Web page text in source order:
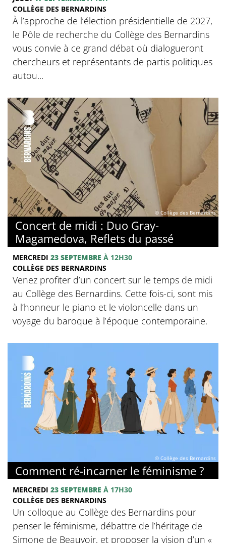
COLLÈGE DES BERNARDINS
À l’approche de l’élection présidentielle de 2027,
le Pôle de recherche du Collège des Bernardins
vous convie à ce grand débat où dialogueront
chercheurs et représentants de partis politiques
autou...
© Collège des Bernardins
Concert de midi : Duo Gray-
Magamedova, Reflets du passé
MERCREDI 23 SEPTEMBRE À 12H30
COLLÈGE DES BERNARDINS
Venez profiter d’un concert sur le temps de midi
au Collège des Bernardins. Cette fois-ci, sont mis
à l’honneur le piano et le violoncelle dans un
voyage du baroque à l’époque contemporaine.
© Collège des Bernardins
Comment ré-incarner le féminisme ?
MERCREDI 23 SEPTEMBRE À 17H30
COLLÈGE DES BERNARDINS
Un colloque au Collège des Bernardins pour
penser le féminisme, débattre de l’héritage de
Simone de Beauvoir, et proposer la vision d’un «